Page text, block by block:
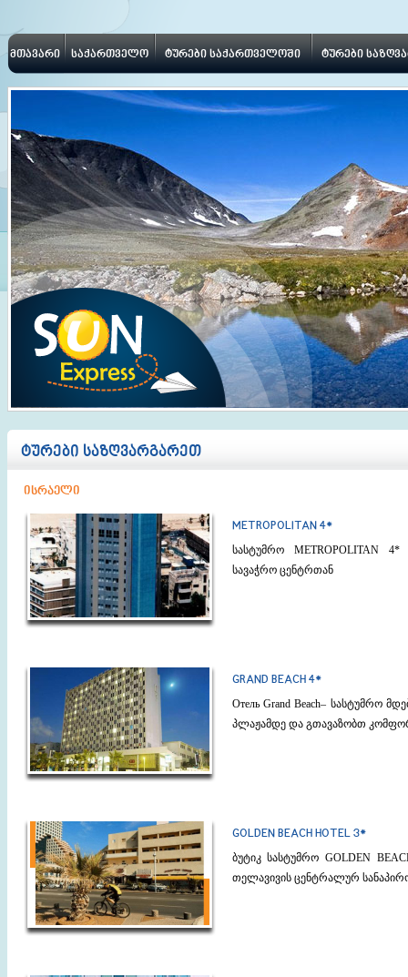
მთავარი საქართველო ტურები საქართველოში ტურები
ტურები საზღვარგარეთ
ისრაელი
METROPOLITAN 4*
სასტუმრო METROPOLITAN
სავაჭრო ცენტრთან
GRAND BEACH 4*
Отель Grand Beach– სასტუმრო
პლაჟამდე და გთავაზობთ
GOLDEN BEACH HOTEL 3*
ბუტიკ სასტუმრო GOLDEN
თელავივის ცენტრალურ